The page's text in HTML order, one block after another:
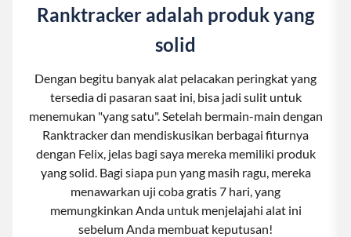
Ranktracker adalah produk yang
solid
Dengan begitu banyak alat pelacakan peringkat yang
tersedia di pasaran saat ini, bisa jadi sulit untuk
menemukan "yang satu". Setelah bermain-main dengan
Ranktracker dan mendiskusikan berbagai fiturnya
dengan Felix, jelas bagi saya mereka memiliki produk
yang solid. Bagi siapa pun yang masih ragu, mereka
menawarkan uji coba gratis 7 hari, yang
memungkinkan Anda untuk menjelajahi alat ini
sebelum Anda membuat keputusan!